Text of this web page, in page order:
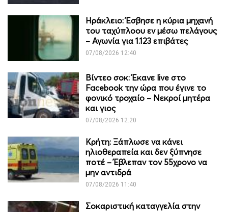
Ηράκλειο: Έσβησε η κύρια μηχανή
του ταχύπλοου εν μέσω πελάγους
– Αγωνία για 1.123 επιβάτες
07/08/2026 12:40
Βίντεο σοκ: Έκανε live στο
Facebook την ώρα που έγινε το
φονικό τροχαίο – Νεκροί μητέρα
και γιος
07/08/2026 12:20
Κρήτη: Ξάπλωσε να κάνει
ηλιοθεραπεία και δεν ξύπνησε
ποτέ – Έβλεπαν τον 55χρονο να
μην αντιδρά
07/08/2026 11:40
Σοκαριστική καταγγελία στην